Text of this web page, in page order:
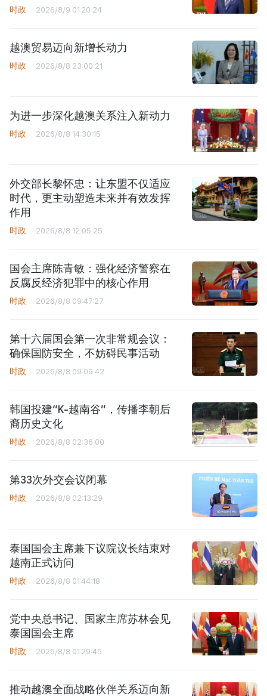
时政 2026/8/9 01:20:24
越澳贸易迈向新增长动力
时政 2026/8/8 23:00:21
为进一步深化越澳关系注入新动力
时政 2026/8/8 14:30:15
外交部长黎怀忠：让东盟不仅适应
时代，更主动塑造未来并有效发挥
作用
时政 2026/8/8 12:05:25
国会主席陈青敏：强化经济警察在
反腐反经济犯罪中的核心作用
时政 2026/8/8 09:47:27
第十六届国会第一次非常规会议：
确保国防安全，不妨碍民事活动
时政 2026/8/8 09:09:42
韩国投建“K-越南谷”，传播李朝后
裔历史文化
时政 2026/8/8 02:36:00
第33次外交会议闭幕
时政 2026/8/8 02:13:29
泰国国会主席兼下议院议长结束对
越南正式访问
时政 2026/8/8 01:44:18
党中央总书记、国家主席苏林会见
泰国国会主席
时政 2026/8/8 01:29:45
推动越澳全面战略伙伴关系迈向新